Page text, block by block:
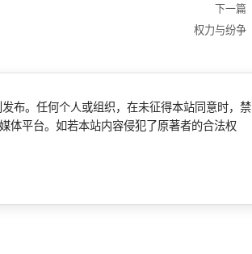
下一篇
权力与纷争
布。任何个人或组织，在未征得本站同意时，禁
体平台。如若本站内容侵犯了原著者的合法权